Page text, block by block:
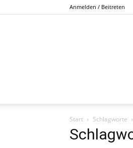
Anmelden / Beitreten
Start Schlagworte